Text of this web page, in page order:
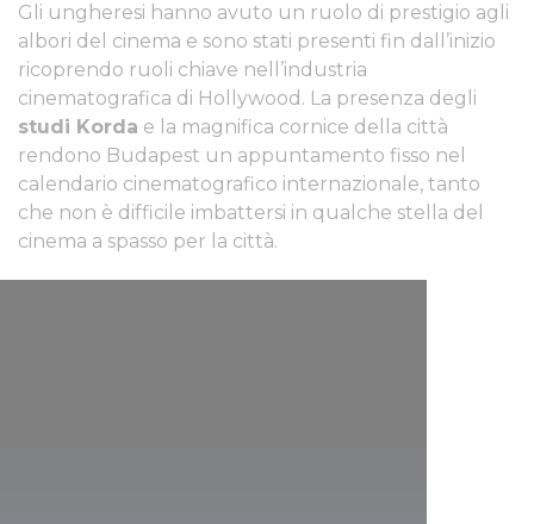
Gli ungheresi hanno avuto un ruolo di prestigio agli
albori del cinema e sono stati presenti fin dall’inizio
ricoprendo ruoli chiave nell’industria
cinematografica di Hollywood. La presenza degli
studi Korda e la magnifica cornice della città
rendono Budapest un appuntamento fisso nel
calendario cinematografico internazionale, tanto
che non è difficile imbattersi in qualche stella del
cinema a spasso per la città.